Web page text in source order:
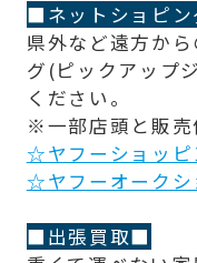
■ネットショピ
県外など遠方か
グ(ピックアップ
ください。
※一部店頭と販売
☆ヤフーショッ
☆ヤフーオーク
■出張買取■